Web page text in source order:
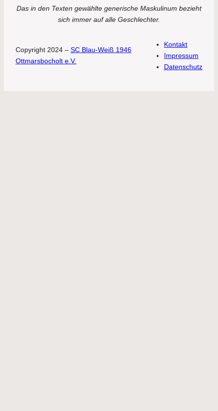
Das in den Texten gewählte generische Maskulinum bezieht
sich immer auf alle Geschlechter.
Copyright 2024 – SC Blau-Weiß 1946
Ottmarsbocholt e.V.
Kontakt
Impressum
Datenschutz